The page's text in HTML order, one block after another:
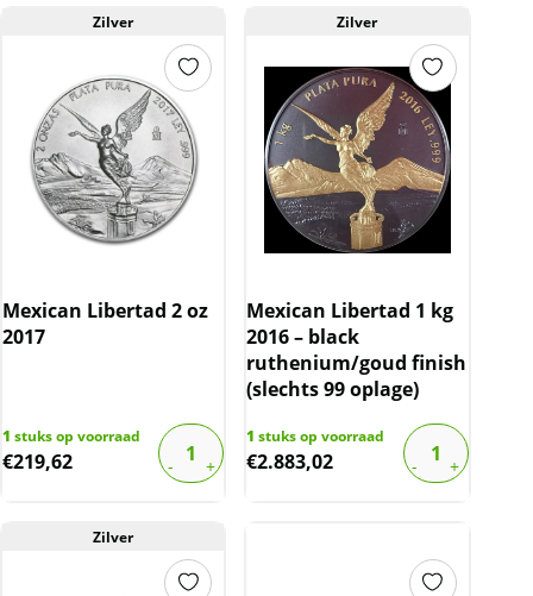
Zilver
Mexican Libertad 2 oz
2017
1 stuks op voorraad
€219,62
Zilver
Mexican Libertad 1 kg
2016 – black
ruthenium/goud finish
(slechts 99 oplage)
1 stuks op voorraad
€2.883,02
Zilver